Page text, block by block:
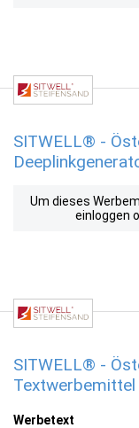
SITWELL® -
Um dieses
einloggen
SITWELL® -
Werbetext